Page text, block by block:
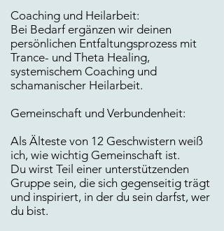
Coaching und Heilarbeit:
Bei Bedarf ergänzen wir deinen
persönlichen Entfaltungsprozess mit
Trance- und Theta Healing,
systemischem Coaching und
schamanischer Heilarbeit.​
Gemeinschaft und Verbundenheit:
Als Älteste von 12 Geschwistern weiß
ich, wie wichtig Gemeinschaft ist.
Du wirst Teil einer unterstützenden
Gruppe sein, die sich gegenseitig trägt
und inspiriert, in der du sein darfst, wer
du bist.​